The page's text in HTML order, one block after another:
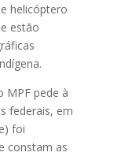
helicóptero
estão
MPF pede à
federais, em
foi
constam as